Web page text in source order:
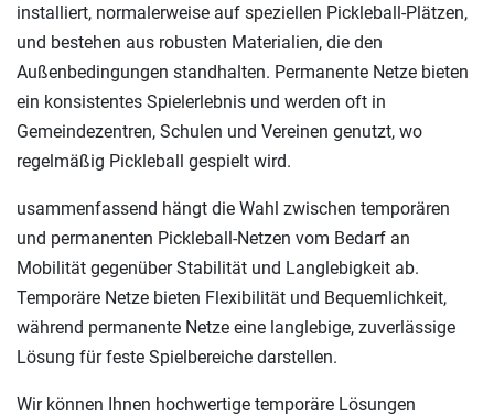
installiert, normalerweise auf speziellen Pickleball-Plätzen,
und bestehen aus robusten Materialien, die den
Außenbedingungen standhalten. Permanente Netze bieten
ein konsistentes Spielerlebnis und werden oft in
Gemeindezentren, Schulen und Vereinen genutzt, wo
regelmäßig Pickleball gespielt wird.
usammenfassend hängt die Wahl zwischen temporären
und permanenten Pickleball-Netzen vom Bedarf an
Mobilität gegenüber Stabilität und Langlebigkeit ab.
Temporäre Netze bieten Flexibilität und Bequemlichkeit,
während permanente Netze eine langlebige, zuverlässige
Lösung für feste Spielbereiche darstellen.
Wir können Ihnen hochwertige temporäre Lösungen